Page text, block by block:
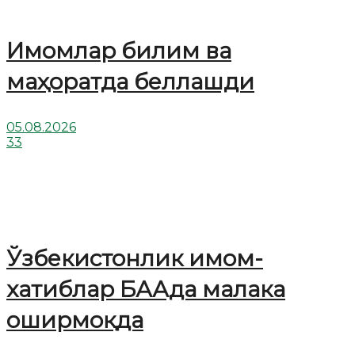
Имомлар билим ва
маҳоратда беллашди
05.08.2026
33
Ўзбекистонлик имом-
хатиблар БААда малака
оширмоқда